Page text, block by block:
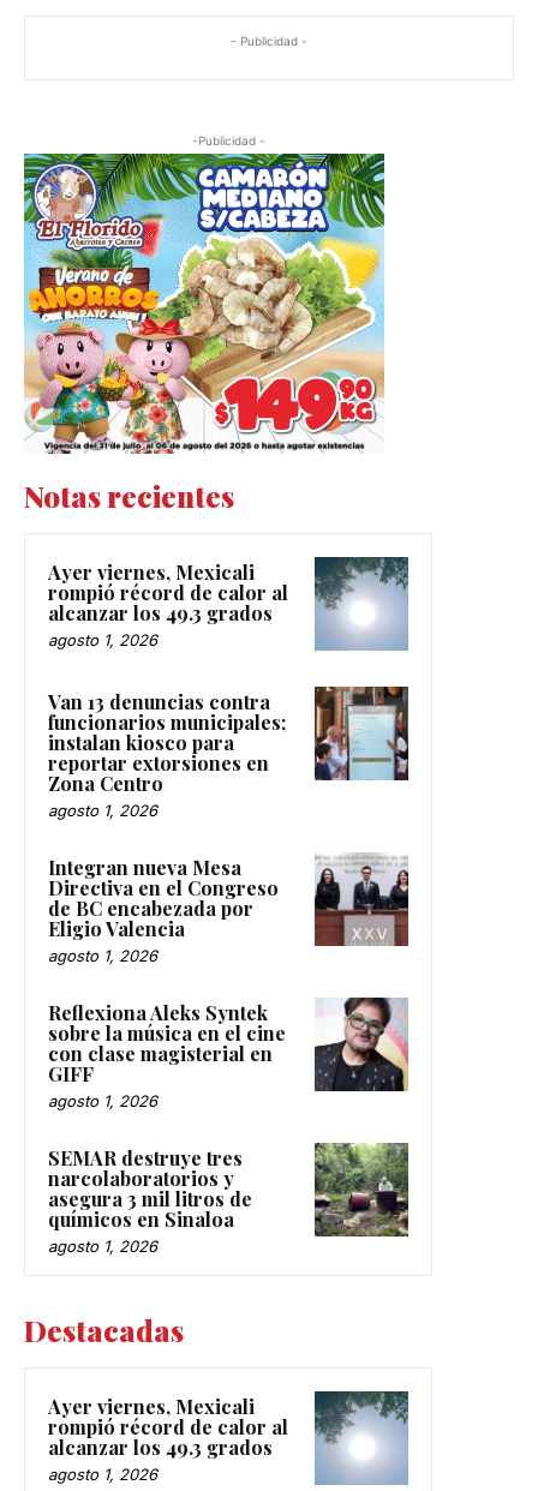
- Publicidad -
-Publicidad -
Notas recientes
Ayer viernes, Mexicali
rompió récord de calor al
alcanzar los 49.3 grados
agosto 1, 2026
Van 13 denuncias contra
funcionarios municipales;
instalan kiosco para
reportar extorsiones en
Zona Centro
agosto 1, 2026
Integran nueva Mesa
Directiva en el Congreso
de BC encabezada por
Eligio Valencia
agosto 1, 2026
Reflexiona Aleks Syntek
sobre la música en el cine
con clase magisterial en
GIFF
agosto 1, 2026
SEMAR destruye tres
narcolaboratorios y
asegura 3 mil litros de
químicos en Sinaloa
agosto 1, 2026
Destacadas
Ayer viernes, Mexicali
rompió récord de calor al
alcanzar los 49.3 grados
agosto 1, 2026